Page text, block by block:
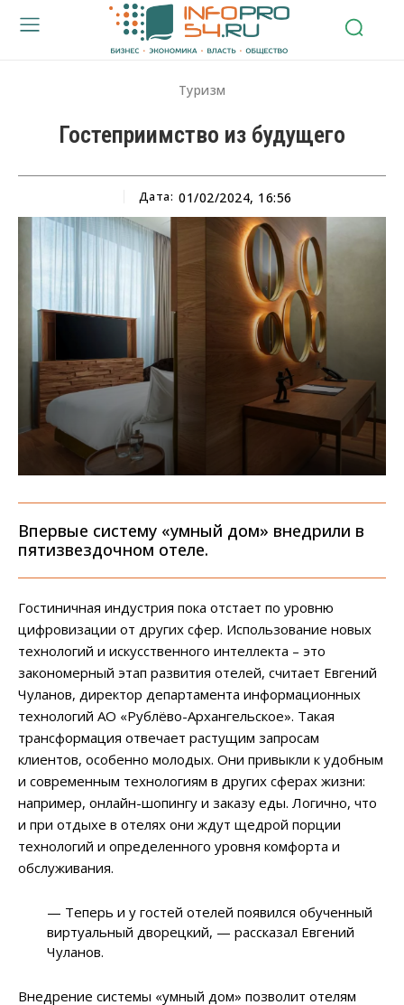
Туризм
Гостеприимство из будущего
Дата: 01/02/2024, 16:56
Впервые систему «умный дом» внедрили в
пятизвездочном отеле.
Гостиничная индустрия пока отстает по уровню
цифровизации от других сфер. Использование новых
технологий и искусственного интеллекта – это
закономерный этап развития отелей, считает Евгений
Чуланов, директор департамента информационных
технологий АО «Рублёво-Архангельское». Такая
трансформация отвечает растущим запросам
клиентов, особенно молодых. Они привыкли к удобным
и современным технологиям в других сферах жизни:
например, онлайн-шопингу и заказу еды. Логично, что
и при отдыхе в отелях они ждут щедрой порции
технологий и определенного уровня комфорта и
обслуживания.
— Теперь и у гостей отелей появился обученный
виртуальный дворецкий, — рассказал Евгений
Чуланов.
Внедрение системы «умный дом» позволит отелям